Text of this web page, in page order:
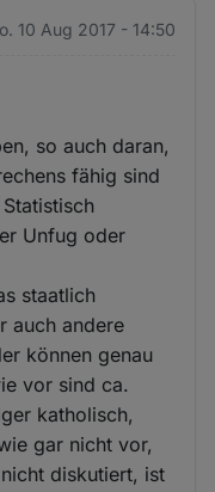
10 Aug 2017 - 14:50
so auch daran,
fähig sind
Unfug oder
staatlich
auch andere
können genau
vor sind ca.
katholisch,
gar nicht vor,
diskutiert, ist